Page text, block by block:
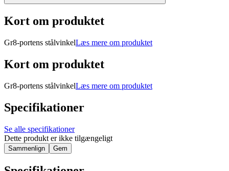
Kort om produktet
Gr8-portens stålvinkelLæs mere om produktet
Kort om produktet
Gr8-portens stålvinkelLæs mere om produktet
Specifikationer
Se alle specifikationer
Dette produkt er ikke tilgængeligt
Sammenlign Gem